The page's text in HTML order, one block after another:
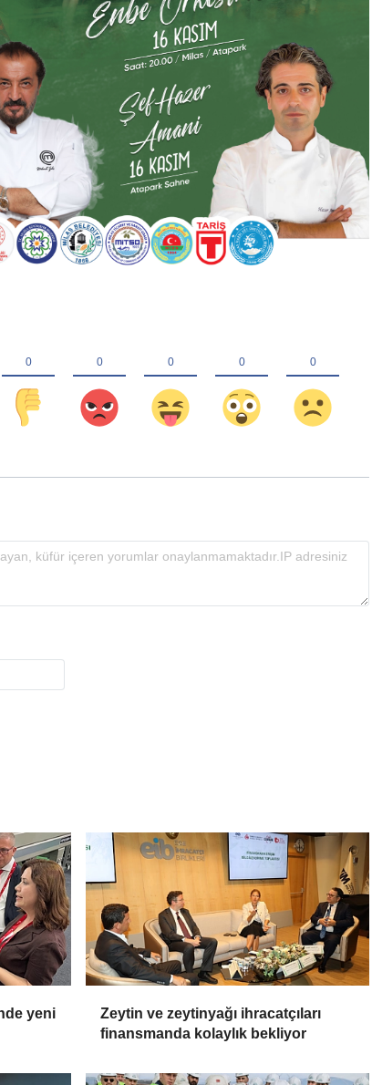
yeni
Zeytin ve zeytinyağı ihracatçıları
finansmanda kolaylık bekliyor